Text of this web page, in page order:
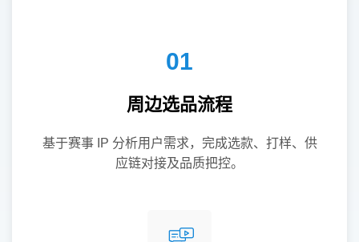
01
周边选品流程
基于赛事 IP 分析用户需求，完成选款、打样、供
应链对接及品质把控。